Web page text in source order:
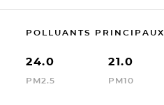
POLLUANTS PRINCIPAUX
24.0
PM2.5
21.0
PM10